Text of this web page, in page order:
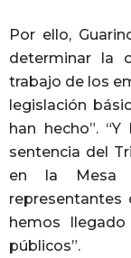
Por ello,
determinar la
trabajo de los
legislación
han hecho”.
sentencia del
en la Mesa
representantes
hemos
públicos”.